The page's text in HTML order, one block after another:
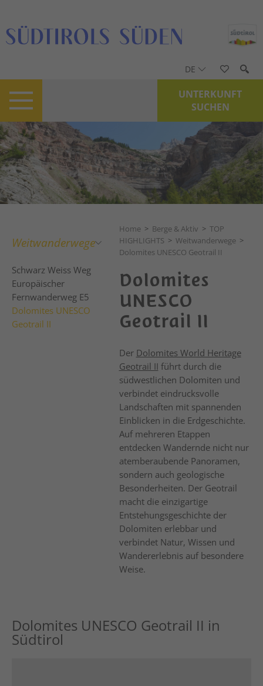
DE
UNTERKUNFT
SUCHEN
Weitwanderwege
Schwarz Weiss Weg
Europäischer
Fernwanderweg E5
Dolomites UNESCO
Geotrail II
Home> Berge & Aktiv > TOP
HIGHLIGHTS > Weitwanderwege>
Dolomites UNESCO Geotrail II
Dolomites
UNESCO
Geotrail II
Der Dolomites World Heritage
Geotrail II führt durch die
südwestlichen Dolomiten und
verbindet eindrucksvolle
Landschaften mit spannenden
Einblicken in die Erdgeschichte.
Auf mehreren Etappen
entdecken Wandernde nicht nur
atemberaubende Panoramen,
sondern auch geologische
Besonderheiten. Der Geotrail
macht die einzigartige
Entstehungsgeschichte der
Dolomiten erlebbar und
verbindet Natur, Wissen und
Wandererlebnis auf besondere
Weise.
Dolomites UNESCO Geotrail II in
Südtirol